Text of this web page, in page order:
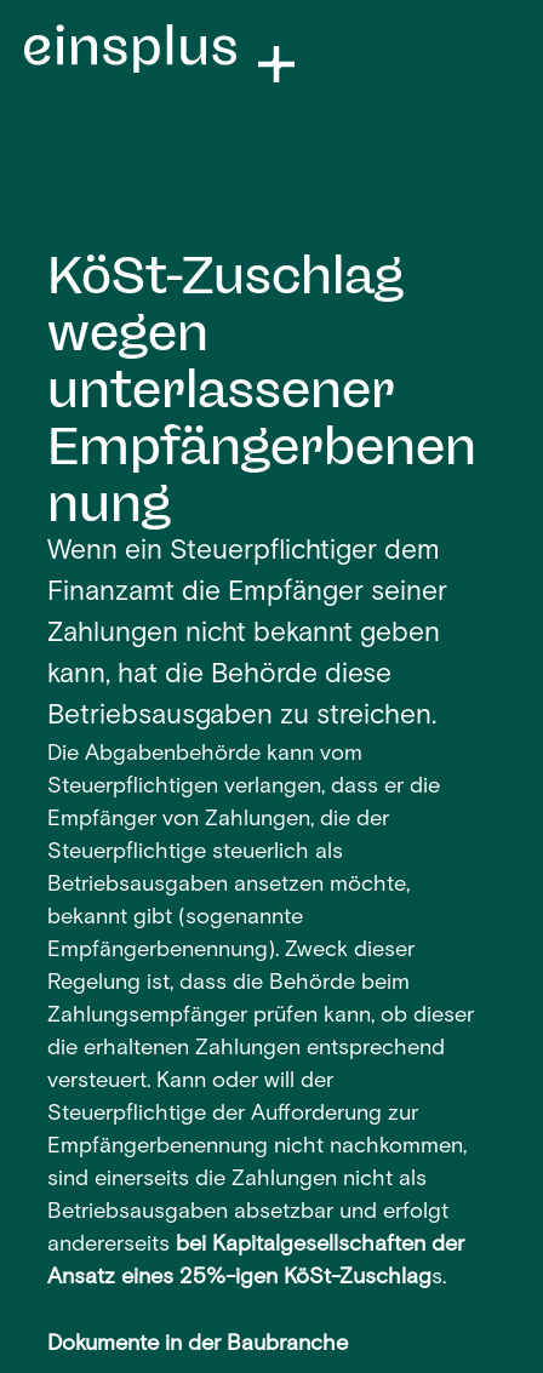
KöSt-Zuschlag
wegen
unterlassener
Empfängerbenen
nung
Wenn ein Steuerpflichtiger dem
Finanzamt die Empfänger seiner
Zahlungen nicht bekannt geben
kann, hat die Behörde diese
Betriebsausgaben zu streichen.
Die Abgabenbehörde kann vom
Steuerpflichtigen verlangen, dass er die
Empfänger von Zahlungen, die der
Steuerpflichtige steuerlich als
Betriebsausgaben ansetzen möchte,
bekannt gibt (sogenannte
Empfängerbenennung). Zweck dieser
Regelung ist, dass die Behörde beim
Zahlungsempfänger prüfen kann, ob dieser
die erhaltenen Zahlungen entsprechend
versteuert. Kann oder will der
Steuerpflichtige der Aufforderung zur
Empfängerbenennung nicht nachkommen,
sind einerseits die Zahlungen nicht als
Betriebsausgaben absetzbar und erfolgt
andererseits bei Kapitalgesellschaften der
Ansatz eines 25%-igen KöSt-Zuschlags.
Dokumente in der Baubranche